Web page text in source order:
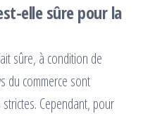
elle sûre pour la
sûre, à condition de
du commerce sont
Cependant, pour